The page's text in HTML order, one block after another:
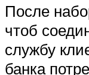
После
чтоб
службу
банка